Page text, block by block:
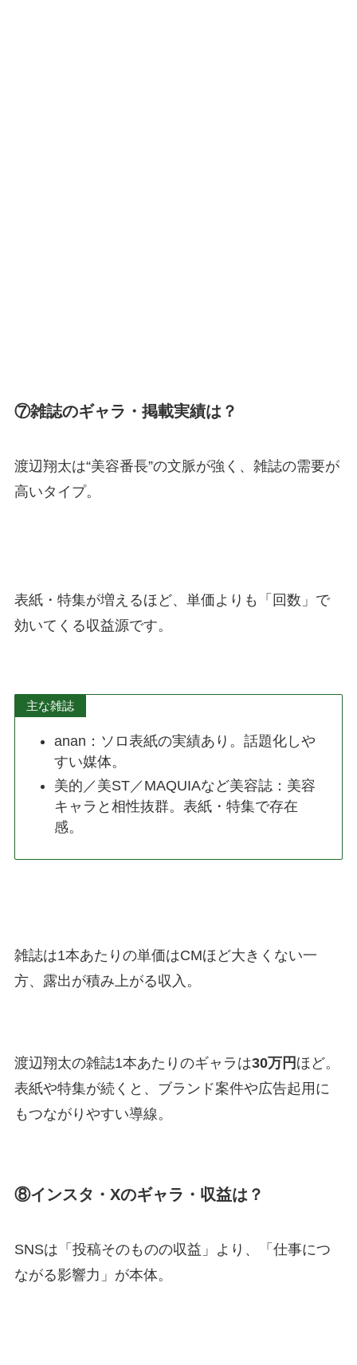
⑦雑誌のギャラ・掲載実績は？
渡辺翔太は“美容番長”の文脈が強く、雑誌の需要が
高いタイプ。
表紙・特集が増えるほど、単価よりも「回数」で
効いてくる収益源です。
主な雑誌
anan：ソロ表紙の実績あり。話題化しや
すい媒体。
美的／美ST／MAQUIAなど美容誌：美容
キャラと相性抜群。表紙・特集で存在
感。
雑誌は1本あたりの単価はCMほど大きくない一
方、露出が積み上がる収入。
渡辺翔太の雑誌1本あたりのギャラは30万円 ほど。
表紙や特集が続くと、ブランド案件や広告起用に
もつながりやすい導線。
⑧インスタ・Xのギャラ・収益は？
SNSは「投稿そのものの収益」より、「仕事につ
ながる影響力」が本体。